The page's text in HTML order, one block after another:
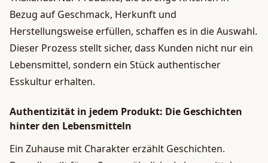
Bezug auf Geschmack, Herkunft und
Herstellungsweise erfüllen, schaffen es in die Auswahl.
Dieser Prozess stellt sicher, dass Kunden nicht nur ein
Lebensmittel, sondern ein Stück authentischer
Esskultur erhalten.
Authentizität in jedem Produkt: Die Geschichten
hinter den Lebensmitteln
Ein Zuhause mit Charakter erzählt Geschichten.